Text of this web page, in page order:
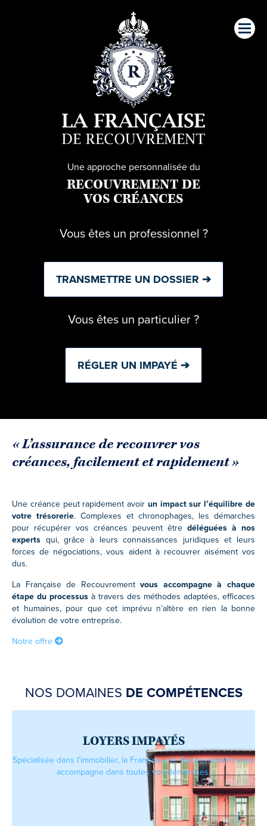
Une approche personnalisée du
RECOUVREMENT DE
VOS CRÉANCES
Vous êtes un professionnel ?
TRANSMETTRE UN DOSSIER ➔
Vous êtes un particulier ?
RÉGLER UN IMPAYÉ ➔
« L’assurance de recouvrer vos
créances, facilement et rapidement »
Une créance peut rapidement avoir un impact sur l’équilibre de
votre trésorerie. Complexes et chronophages, les démarches
pour récupérer vos créances peuvent être déléguées à nos
experts qui, grâce à leurs connaissances juridiques et leurs
forces de négociations, vous aident à recouvrer aisément vos
dus.
La Française de Recouvrementvous accompagne à chaque
étape du processus à travers des méthodes adaptées, efficaces
et humaines, pour que cet imprévu n’altère en rien la bonne
évolution de votre entreprise.
Notre offre
NOS DOMAINES DE COMPÉTENCES
LOYERS IMPAYÉS
Spécialisée dans l’immobilier, la Française de Recouvrement vous
accompagne dans toutes vos démarches.